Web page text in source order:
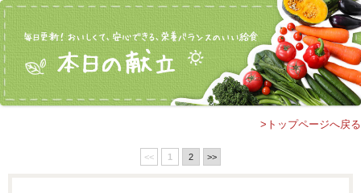
>トップページへ戻る
<< 1 2 >>